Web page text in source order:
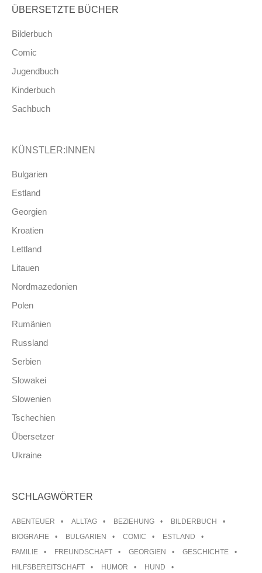
ÜBERSETZTE BÜCHER
Bilderbuch
Comic
Jugendbuch
Kinderbuch
Sachbuch
KÜNSTLER:INNEN
Bulgarien
Estland
Georgien
Kroatien
Lettland
Litauen
Nordmazedonien
Polen
Rumänien
Russland
Serbien
Slowakei
Slowenien
Tschechien
Übersetzer
Ukraine
SCHLAGWÖRTER
ABENTEUER ALLTAG BEZIEHUNG
BILDERBUCH
BIOGRAFIE
BULGARIEN COMIC
ESTLAND
FAMILIE
FREUNDSCHAFT GEORGIEN
GESCHICHTE
HILFSBEREITSCHAFT
HUMOR
HUND